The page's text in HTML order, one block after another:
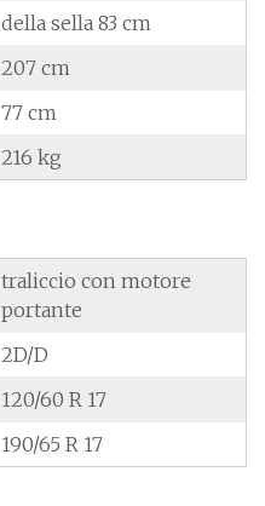
della sella 83 cm
207 cm
77 cm
216 kg
traliccio con motore
portante
2D/D
120/60 R 17
190/65 R 17